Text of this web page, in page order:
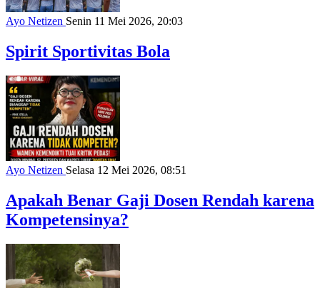
Ayo Netizen Senin 11 Mei 2026, 20:03
Spirit Sportivitas Bola
Ayo Netizen Selasa 12 Mei 2026, 08:51
Apakah Benar Gaji Dosen Rendah karena
Kompetensinya?